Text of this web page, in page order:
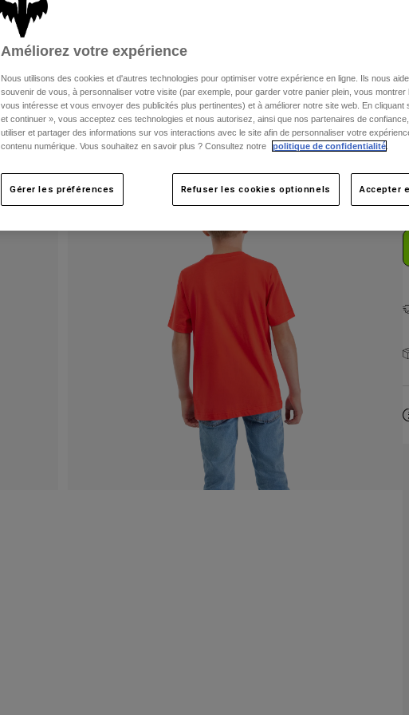
Améliorez votre expérience
Nous utilisons des cookies et d'autres technologies pour optimiser votre expérience en ligne. Ils nous
souvenir de vous, à personnaliser votre visite (par exemple, pour garder votre panier plein, vous montrer
vous intéresse et vous envoyer des publicités plus pertinentes) et à améliorer notre site web. En cliquant
et continuer », vous acceptez ces technologies et nous autorisez, ainsi que nos partenaires de confiance,
utiliser et partager des informations sur vos interactions avec le site afin de personnaliser votre
contenu numérique. Vous souhaitez en savoir plus ? Consultez notre
politique de confidentialité
Gérer les préférences Refuser les cookies optionnels Accepter